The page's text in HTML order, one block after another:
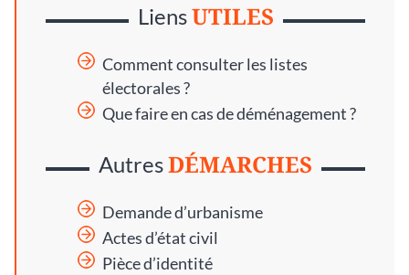
LiensUTILES
Comment consulter les listes
électorales ?
Que faire en cas de déménagement ?
AutresDÉMARCHES
Demande d’urbanisme
Actes d’état civil
Pièce d’identité